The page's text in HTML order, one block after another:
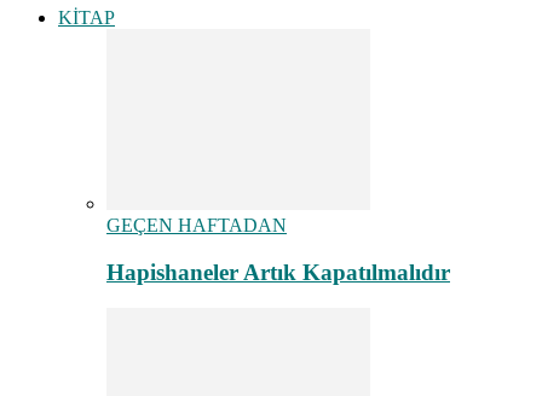
KİTAP
GEÇEN HAFTADAN
Hapishaneler Artık Kapatılmalıdır